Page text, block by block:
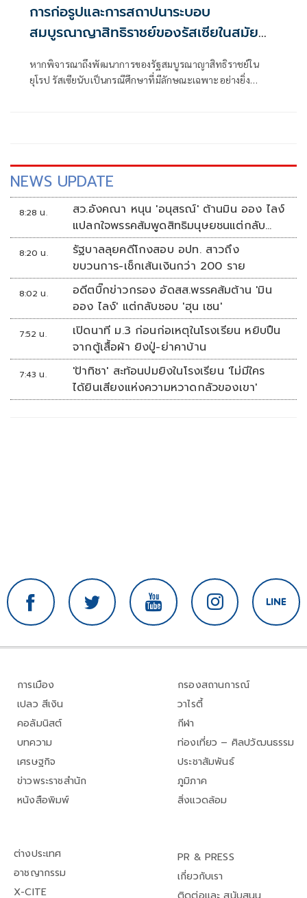
การก่อรูปและการสถาปนาระบอบ
สมบูรณาญาสิทธิราชย์ของรัสเซียในสมัย
หากพิจารณาถึงพัฒนาการของรัฐสมบูรณาญาสิทธิราชย์ใน
ยุโรป รัสเซียนับเป็นกรณีศึกษาที่มีลักษณะเฉพาะอย่างยิ่ง
NEWS UPDATE
8:28 น.
สว.อังคณา หนุน 'อนุสรณ์' ต้านมิน ออง ไลง์
แปลกใจพรรคส้มพูดสิทธิมนุษยชนแต่กลับ
เงียบ
8:20 น.
รัฐบาลลุยคดีโกงสอบ อปท. สาวถึง
ขบวนการ-เช็กเส้นเงินกว่า 200 ราย
8:02 น.
อดีตบิ๊กข่าวกรอง อัดสส.พรรคส้มต้าน 'มิน
ออง ไลง์' แต่กลับชอบ 'ฮุน เซน'
7:52 น.
เปิดนาที ม.3 ก่อนก่อเหตุในโรงเรียน หยิบปืน
จากตู้เสื้อผ้า ยิงปู่-ย่าคาบ้าน
7:43 น.
'ป้าทิชา' สะท้อนปมยิงในโรงเรียน 'ไม่มีใคร
ได้ยินเสียงแห่งความหวาดกลัวของเขา'
การเมือง
เปลว สีเงิน
คอลัมนิสต์
บทความ
เศรษฐกิจ
ข่าวพระราชสำนัก
หนังสือพิมพ์
กรองสถานการณ์
วาไรตี้
กีฬา
ท่องเที่ยว – ศิลปวัฒนธรรม
ประชาสัมพันธ์
ภูมิภาค
สิ่งแวดล้อม
ต่างประเทศ
อาชญากรรม
X-CITE
PR & PRESS
เกี่ยวกับเรา